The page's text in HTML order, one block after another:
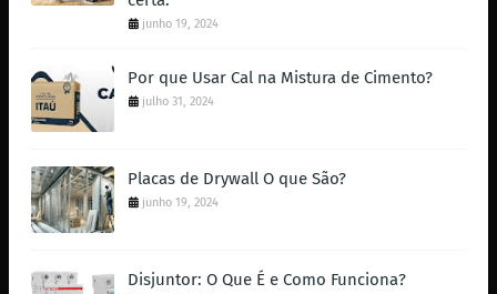
junho 19, 2024
Por que Usar Cal na Mistura de Cimento?
julho 31, 2024
Placas de Drywall O que São?
junho 19, 2024
Disjuntor: O Que É e Como Funciona?